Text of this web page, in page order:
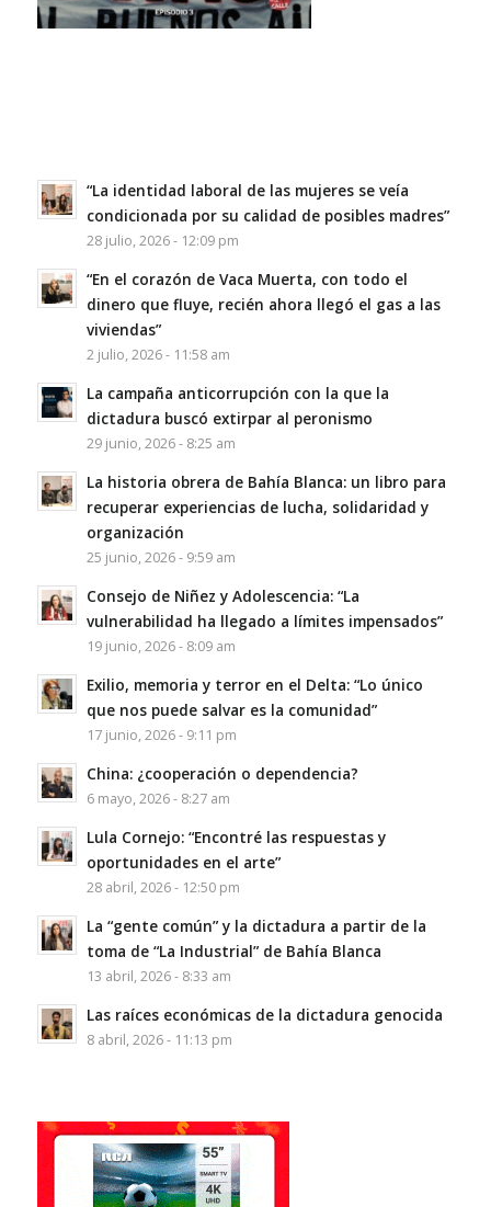
“La identidad laboral de las mujeres se veía
condicionada por su calidad de posibles madres”
28 julio, 2026 - 12:09 pm
“En el corazón de Vaca Muerta, con todo el
dinero que fluye, recién ahora llegó el gas a las
viviendas”
2 julio, 2026 - 11:58 am
La campaña anticorrupción con la que la
dictadura buscó extirpar al peronismo
29 junio, 2026 - 8:25 am
La historia obrera de Bahía Blanca: un libro para
recuperar experiencias de lucha, solidaridad y
organización
25 junio, 2026 - 9:59 am
Consejo de Niñez y Adolescencia: “La
vulnerabilidad ha llegado a límites impensados”
19 junio, 2026 - 8:09 am
Exilio, memoria y terror en el Delta: “Lo único
que nos puede salvar es la comunidad”
17 junio, 2026 - 9:11 pm
China: ¿cooperación o dependencia?
6 mayo, 2026 - 8:27 am
Lula Cornejo: “Encontré las respuestas y
oportunidades en el arte”
28 abril, 2026 - 12:50 pm
La “gente común” y la dictadura a partir de la
toma de “La Industrial” de Bahía Blanca
13 abril, 2026 - 8:33 am
Las raíces económicas de la dictadura genocida
8 abril, 2026 - 11:13 pm